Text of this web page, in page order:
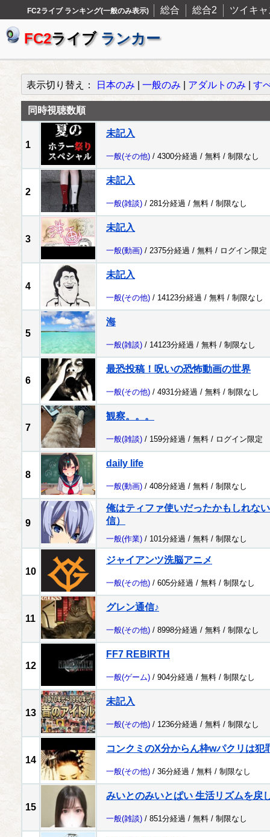
FC2ライブ ランキング(一般のみ表示) 総合 総合2 ツイキャ
FC2ライブ ランカー
表示切り替え： 日本のみ 一般のみ アダルトのみ す
同時視聴数順
1
未記入
一般(その他) / 4300分経過 / 無料 / 制限なし
2
未記入
一般(雑談) / 281分経過 / 無料 / 制限なし
3
未記入
一般(動画) / 2375分経過 / 無料 / ログイン限定
4
未記入
一般(その他) / 14123分経過 / 無料 / 制限なし
5
海
一般(雑談) / 14123分経過 / 無料 / 制限なし
6
最恐投稿！呪いの恐怖動画の世界
一般(その他) / 4931分経過 / 無料 / 制限なし
7
観察。。。
一般(雑談) / 159分経過 / 無料 / ログイン限定
8
daily life
一般(動画) / 408分経過 / 無料 / 制限なし
9
俺はティファ使いだったかもしれな
信）
一般(作業) / 101分経過 / 無料 / 制限なし
10
ジャイアンツ洗脳アニメ
一般(その他) / 605分経過 / 無料 / 制限なし
11
グレン通信♪
一般(その他) / 8998分経過 / 無料 / 制限なし
12
FF7 REBIRTH
一般(ゲーム) / 904分経過 / 無料 / 制限なし
13
未記入
一般(その他) / 1236分経過 / 無料 / 制限なし
14
コンクミのX分からん枠wパクリは犯
一般(その他) / 36分経過 / 無料 / 制限なし
15
みいとのみいとぱい 生活リズムを戻
一般(雑談) / 851分経過 / 無料 / 制限なし